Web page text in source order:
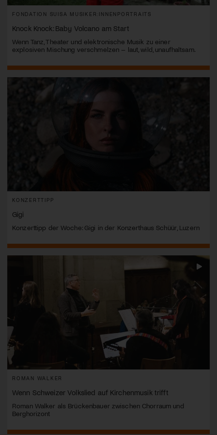
FONDATION SUISA MUSIKER:INNENPORTRAITS
Knock Knock: Baby Volcano am Start
Wenn Tanz, Theater und elektronische Musik zu einer
explosiven Mischung verschmelzen – laut, wild, unaufhaltsam.
KONZERTTIPP
Gigi
Konzerttipp der Woche: Gigi in der Konzerthaus Schüür, Luzern
ROMAN WALKER
Wenn Schweizer Volkslied auf Kirchenmusik trifft
Roman Walker als Brückenbauer zwischen Chorraum und
Berghorizont